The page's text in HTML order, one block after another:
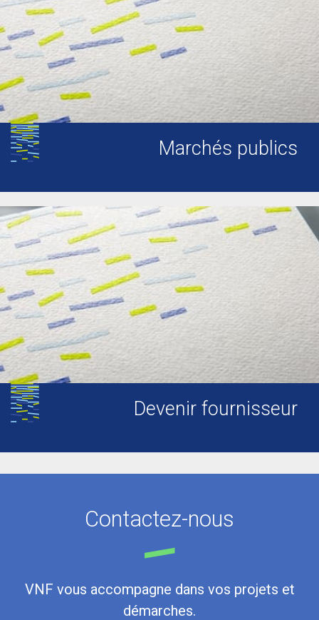
Marchés publics
Devenir fournisseur
Contactez-nous
VNF vous accompagne dans vos projets et
démarches.